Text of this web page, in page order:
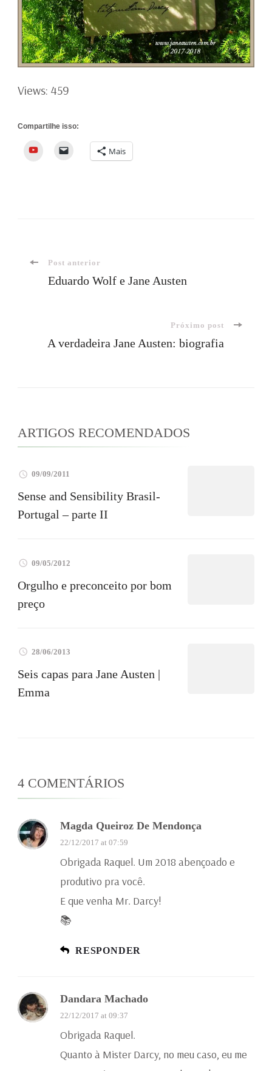
Views: 459
Compartilhe isso:
YouTube Mais
Navegação
post
Post anterior
Eduardo Wolf e Jane Austen
Próximo post
A verdadeira Jane Austen: biografia
ARTIGOS RECOMENDADOS
09/09/2011
Sense and Sensibility Brasil-
Portugal – parte II
09/05/2012
Orgulho e preconceito por bom
preço
28/06/2013
Seis capas para Jane Austen |
Emma
4 COMENTÁRIOS
Magda Queiroz De Mendonça
22/12/2017 at 07:59
Obrigada Raquel. Um 2018 abençoado e
produtivo pra você.
E que venha Mr. Darcy!
📚
RESPONDER
Dandara Machado
22/12/2017 at 09:37
Obrigada Raquel.
Quanto à Mister Darcy, no meu caso, eu me